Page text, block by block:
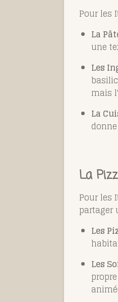
Pour les
La
une
Les
mais
La
La
Pour les
partager
Les
Les